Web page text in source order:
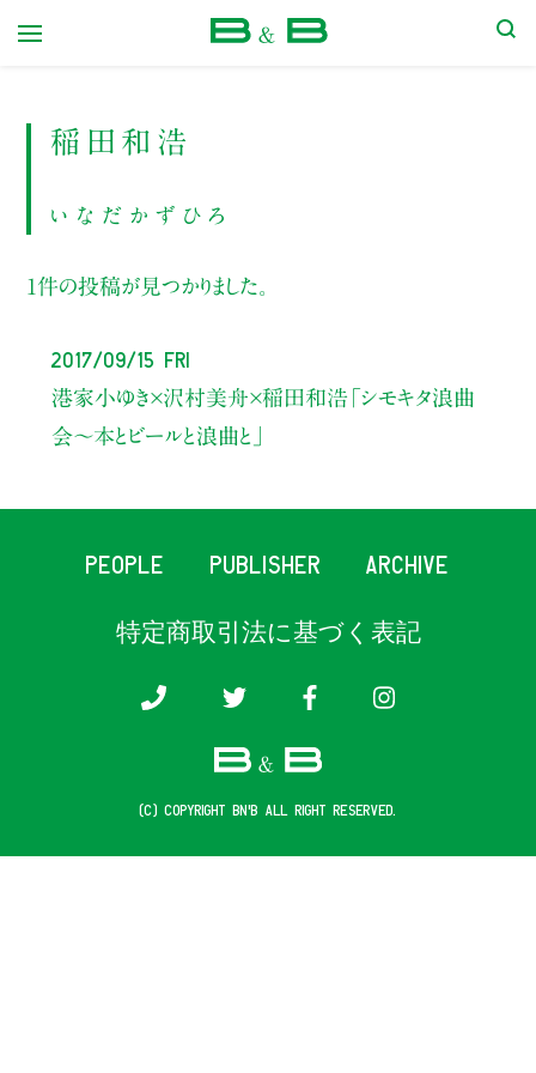
稲田和浩
いなだかずひろ
1件の投稿が見つかりました。
2017/09/15 Fri
港家小ゆき×沢村美舟×稲田和浩「シモキタ浪曲
会〜本とビールと浪曲と」
PEOPLE PUBLISHER ARCHIVE
特定商取引法に基づく表記
(c) COPYRIGHT B&B ALL RIGHT RESERVED.